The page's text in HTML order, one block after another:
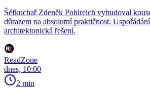
Šéfkuchař Zdeněk Pohlreich vybudoval
důrazem na absolutní praktičnost.
architektonická řešení.
ReadZone
dnes, 10:00
2 min